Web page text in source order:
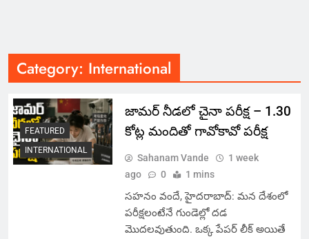
Category: International
FEATURED
INTERNATIONAL
జామర్ నీడలో చైనా పరీక్ష – 1.30
కోట్ల మందితో గావోకావో పరీక్ష
Sahanam Vande
1 week
ago
0 1 mins
సహనం వందే, హైదరాబాద్: మన దేశంలో
పరీక్షలంటేనే గుండెల్లో దడ
మొదలవుతుంది. ఒక్క పేపర్ లీక్ అయితే